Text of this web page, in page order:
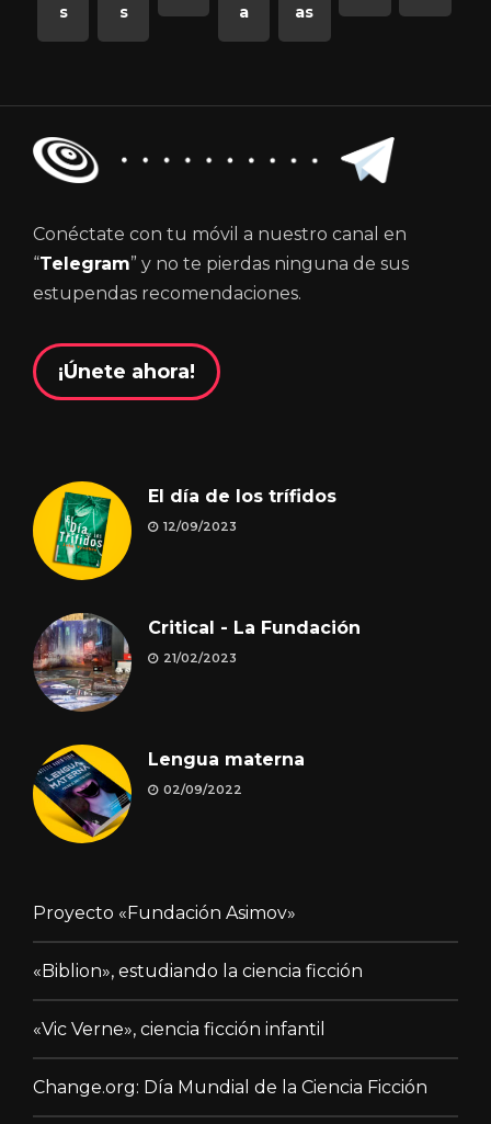
s
s
a
as
Conéctate con tu móvil a nuestro canal en
“Telegram” y no te pierdas ninguna de sus
estupendas recomendaciones.
¡Únete ahora!
El día de los trífidos
12/09/2023
Critical - La Fundación
21/02/2023
Lengua materna
02/09/2022
Proyecto «Fundación Asimov»
«Biblion», estudiando la ciencia ficción
«Vic Verne», ciencia ficción infantil
Change.org: Día Mundial de la Ciencia Ficción